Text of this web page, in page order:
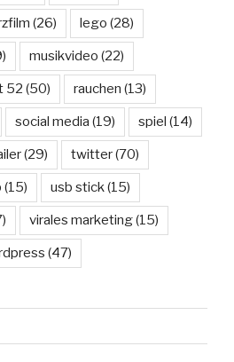
(26) lego (28)
musikvideo (22)
52 (50) rauchen (13)
social media (19) spiel (14)
(29) twitter(70)
(15) usb stick(15)
virales marketing(15)
(47)